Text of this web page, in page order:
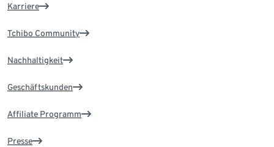
Karriere
Tchibo Community
Nachhaltigkeit
Geschäftskunden
Affiliate Programm
Presse